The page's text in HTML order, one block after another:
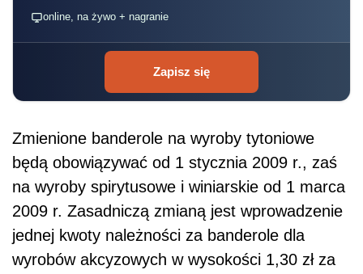
online, na żywo + nagranie
Zapisz się
Zmienione banderole na wyroby tytoniowe
będą obowiązywać od 1 stycznia 2009 r., zaś
na wyroby spirytusowe i winiarskie od 1 marca
2009 r. Zasadniczą zmianą jest wprowadzenie
jednej kwoty należności za banderole dla
wyrobów akcyzowych w wysokości 1,30 zł za